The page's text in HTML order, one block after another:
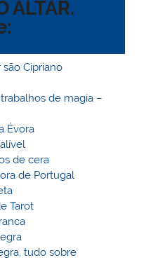
m
ALTAR.
Cipriano
de magia –
Évora
de cera
de Portugal
Tarot
tudo sobre